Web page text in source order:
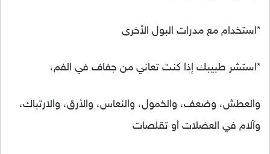
*استخدام مع مدرات البول الأخرى
*استشر طبيبك إذا كنت تعاني من جفاف في الفم،
والعطش، وضعف، والخمول، والنعاس، والأرق، والارتباك،
وآلام في العضلات أو تقلصات